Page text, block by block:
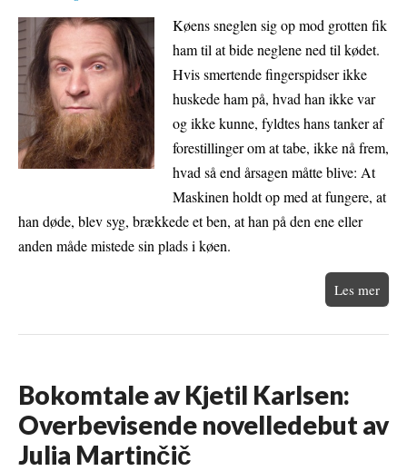
Køens sneglen sig op mod grotten fik
ham til at bide neglene ned til kødet.
Hvis smertende fingerspidser ikke
huskede ham på, hvad han ikke var
og ikke kunne, fyldtes hans tanker af
forestillinger om at tabe, ikke nå frem,
hvad så end årsagen måtte blive: At
Maskinen holdt op med at fungere, at
han døde, blev syg, brækkede et ben, at han på den ene eller
anden måde mistede sin plads i køen.
Les mer
Bokomtale av Kjetil Karlsen:
Overbevisende novelledebut av
Julia Martinčič